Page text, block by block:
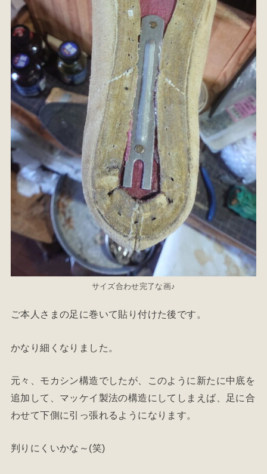
サイズ合わせ完了な画♪
ご本人さまの足に巻いて貼り付けた後です。
かなり細くなりました。
元々、モカシン構造でしたが、このように新たに中底を
追加して、マッケイ製法の構造にしてしまえば、足に合
わせて下側に引っ張れるようになります。
判りにくいかな～(笑)